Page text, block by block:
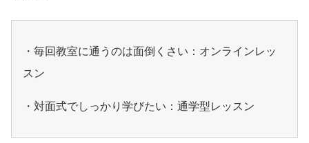
・毎回教室に通うのは面倒くさい：オンラインレッ
スン
・対面式でしっかり学びたい：通学型レッスン